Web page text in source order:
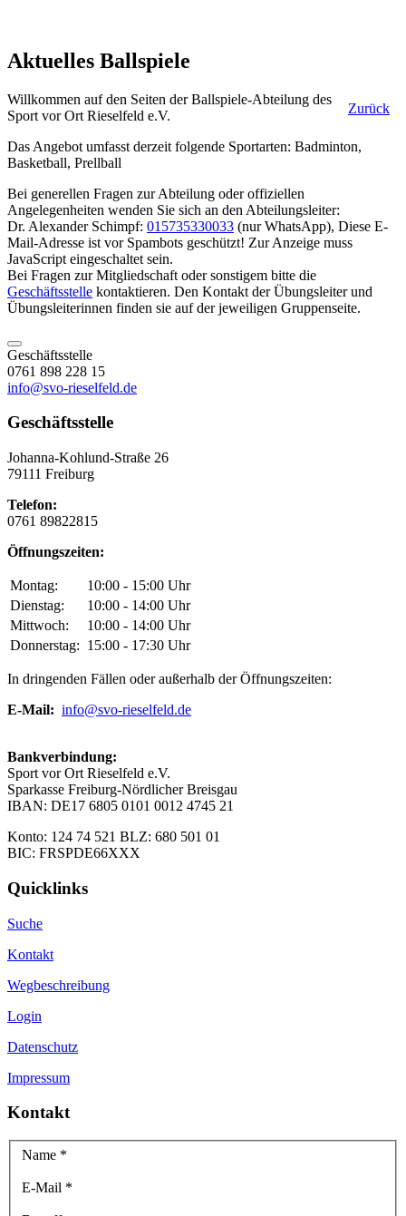
Aktuelles Ballspiele
Zurück
Willkommen auf den Seiten der Ballspiele-Abteilung des
Sport vor Ort Rieselfeld e.V.
Das Angebot umfasst derzeit folgende Sportarten: Badminton,
Basketball, Prellball
Bei generellen Fragen zur Abteilung oder offiziellen
Angelegenheiten wenden Sie sich an den Abteilungsleiter:
Dr. Alexander Schimpf: 015735330033 (nur WhatsApp), Diese E-
Mail-Adresse ist vor Spambots geschützt! Zur Anzeige muss
JavaScript eingeschaltet sein.
Bei Fragen zur Mitgliedschaft oder sonstigem bitte die
Geschäftsstelle kontaktieren. Den Kontakt der Übungsleiter und
Übungsleiterinnen finden sie auf der jeweiligen Gruppenseite.
Geschäftsstelle
0761 898 228 15
info@svo-rieselfeld.de
Geschäftsstelle
Johanna-Kohlund-Straße 26
79111 Freiburg
Telefon:
0761 89822815
Öffnungszeiten:
Montag:
10:00 - 15:00 Uhr
Dienstag:
10:00 - 14:00 Uhr
Mittwoch:
10:00 - 14:00 Uhr
Donnerstag: 15:00 - 17:30 Uhr
In dringenden Fällen oder außerhalb der Öffnungszeiten:
E-Mail: info@svo-rieselfeld.de
Bankverbindung:
Sport vor Ort Rieselfeld e.V.
Sparkasse Freiburg-Nördlicher Breisgau
IBAN: DE17 6805 0101 0012 4745 21
Konto: 124 74 521 BLZ: 680 501 01
BIC: FRSPDE66XXX
Quicklinks
Suche
Kontakt
Wegbeschreibung
Login
Datenschutz
Impressum
Kontakt
Name *
E-Mail *